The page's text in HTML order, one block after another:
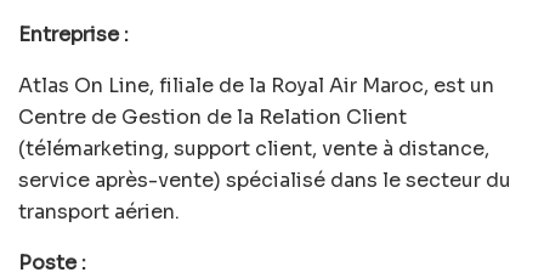
Entreprise :
Atlas On Line, filiale de la Royal Air Maroc, est un
Centre de Gestion de la Relation Client
(télémarketing, support client, vente à distance,
service après-vente) spécialisé dans le secteur du
transport aérien.
Poste :